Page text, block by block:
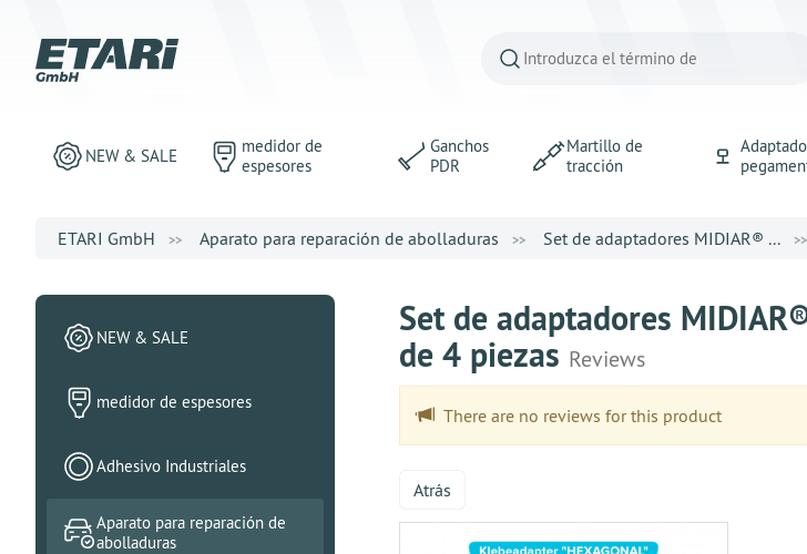
NEW & SALE
medidor de
espesores
Ganchos
PDR
Martillo de
tracción
ETARI GmbH Aparato para reparación de abolladuras Set de adaptadores MIDIAR® ...
Set de adaptadores
de 4 piezas Reviews
There are no reviews for this product
Atrás
NEW & SALE
medidor de espesores
Adhesivo Industriales
Aparato para reparación de
abolladuras